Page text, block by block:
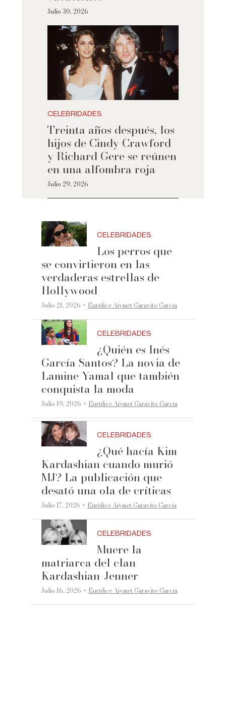
Julio 30, 2026
CELEBRIDADES
Treinta años después, los
hijos de Cindy Crawford
y Richard Gere se reúnen
en una alfombra roja
Julio 29, 2026
CELEBRIDADES
Los perros que
se convirtieron en las
verdaderas estrellas de
Hollywood
Julio 21, 2026 ·Eurídice Aiymet Garavito García
CELEBRIDADES
¿Quién es Inés
García Santos? La novia de
Lamine Yamal que también
conquista la moda
Julio 19, 2026 ·Eurídice Aiymet Garavito García
CELEBRIDADES
¿Qué hacía Kim
Kardashian cuando murió
MJ? La publicación que
desató una ola de críticas
Julio 17, 2026 ·Eurídice Aiymet Garavito García
CELEBRIDADES
Muere la
matriarca del clan
Kardashian-Jenner
Julio 16, 2026 ·Eurídice Aiymet Garavito García